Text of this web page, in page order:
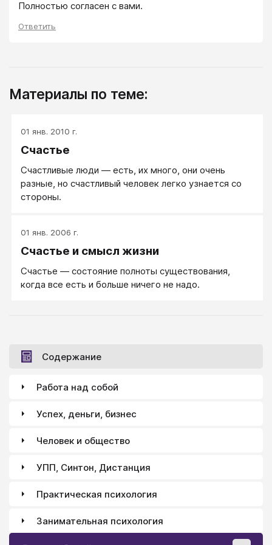
Полностью согласен с вами.
Ответить
Материалы по теме:
01 янв. 2010 г.
Счастье
Счастливые люди — есть, их много, они очень
разные, но счастливый человек легко узнается со
стороны.
01 янв. 2006 г.
Счастье и смысл жизни
Счастье — состояние полноты существования,
когда все есть и больше ничего не надо.
Содержание
Работа над собой
Успех, деньги, бизнес
Человек и общество
УПП, Синтон, Дистанция
Практическая психология
Занимательная психология